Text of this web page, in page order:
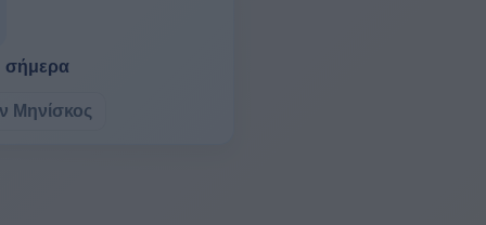
σήμερα
Μηνίσκος